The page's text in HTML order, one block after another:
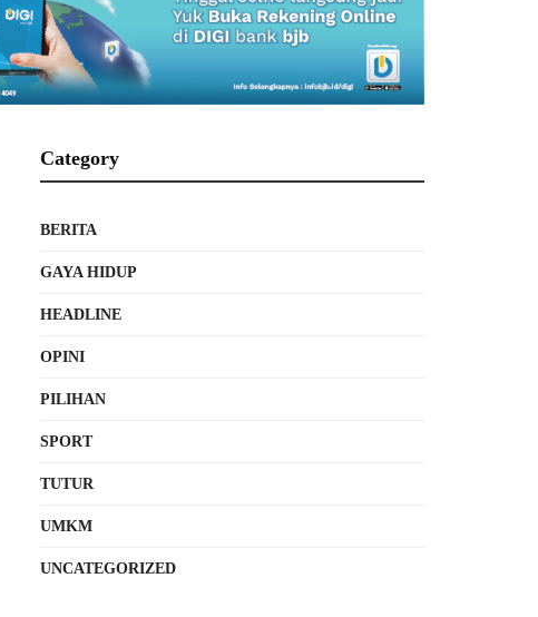
Category
BERITA
GAYA HIDUP
HEADLINE
OPINI
PILIHAN
SPORT
TUTUR
UMKM
UNCATEGORIZED